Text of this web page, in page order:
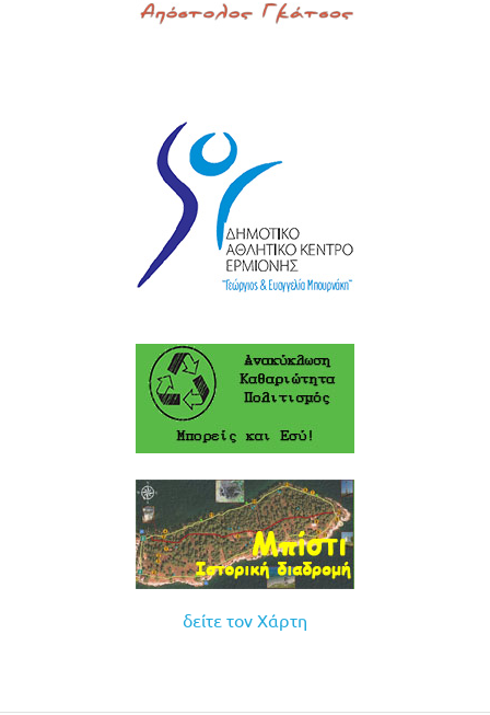
δείτε τον Χάρτη